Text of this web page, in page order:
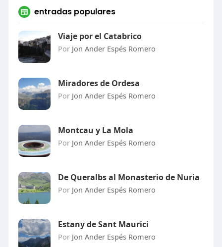
entradas populares
Viaje por el Catabrico
Por Jon Ander Espés Romero
Miradores de Ordesa
Por Jon Ander Espés Romero
Montcau y La Mola
Por Jon Ander Espés Romero
De Queralbs al Monasterio de Nuria
Por Jon Ander Espés Romero
Estany de Sant Maurici
Por Jon Ander Espés Romero